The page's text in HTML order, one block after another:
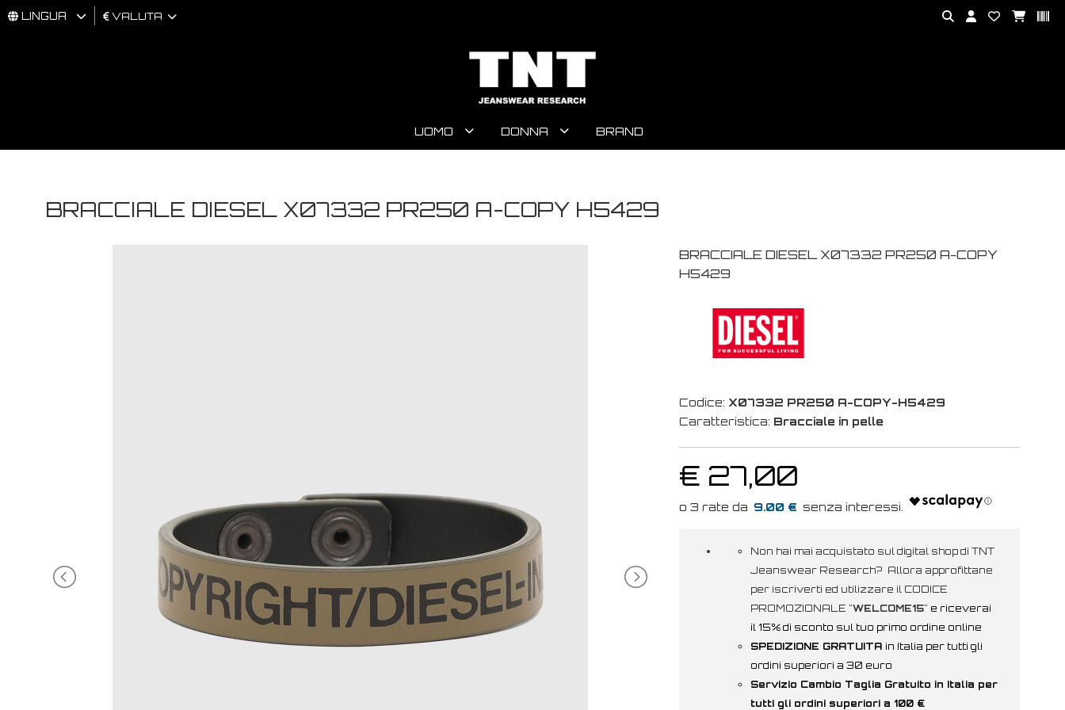
LINGUA VALUTA
UOMO DONNA BRAND
BRACCIALE DIESEL X07332 PR250 A-COPY H5429
BRACCIALE DIESEL X07332 PR250 A-COPY
H5429
Codice: X07332 PR250 A-COPY-H5429
Caratteristica: Bracciale in pelle
€ 27,00
9.00 €
Non hai mai acquistato sul digital shop di TNT
Jeanswear Research? Allora approfittane
per iscriverti ed utilizzare il CODICE
PROMOZIONALE "WELCOME15" e riceverai
il 15% di sconto sul tuo primo ordine online
SPEDIZIONE GRATUITA in Italia per tutti gli
ordini superiori a 30 euro
Servizio Cambio Taglia Gratuito in Italia per
tutti gli ordini superiori a 100 €